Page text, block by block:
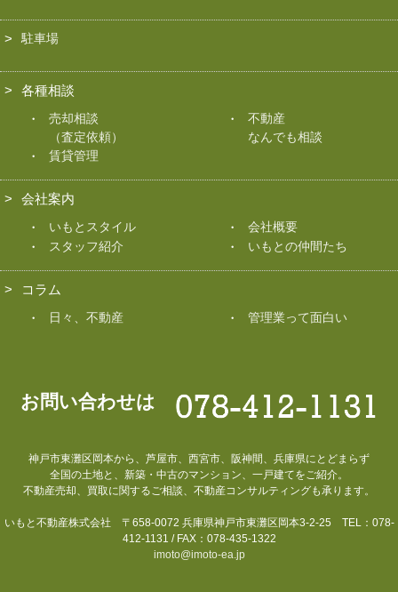
駐車場
各種相談
売却相談
（査定依頼）
不動産
なんでも相談
賃貸管理
会社案内
いもとスタイル
会社概要
スタッフ紹介
いもとの仲間たち
コラム
日々、不動産 管理業って面白い
お問い合わせは
神戸市東灘区岡本から、芦屋市、西宮市、阪神間、兵庫県にとどまらず
全国の土地と、新築・中古のマンション、一戸建てをご紹介。
不動産売却、買取に関するご相談、不動産コンサルティングも承ります。
いもと不動産株式会社 〒658-0072 兵庫県神戸市東灘区岡本3-2-25 TEL：078-
412-1131 / FAX：078-435-1322
imoto@imoto-ea.jp